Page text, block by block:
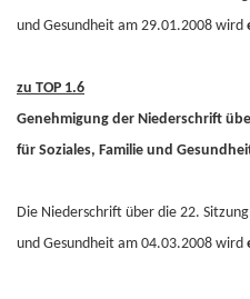
und Gesundheit am 29.01.2008 wird
zu TOP 1.6
Genehmigung der Niederschrift
für Soziales, Familie und
Die Niederschrift über die 22. Sitzung
und Gesundheit am 04.03.2008 wird